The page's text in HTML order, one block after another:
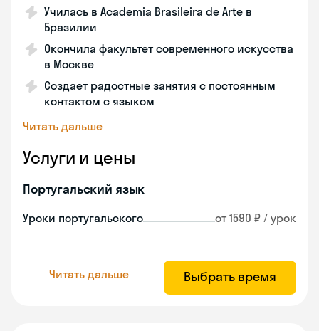
Училась в Academia Brasileira de Arte в
Бразилии
Окончила факультет современного искусства
в Москве
Создает радостные занятия с постоянным
контактом с языком
Читать дальше
Услуги и цены
Португальский язык
Уроки португальского от 1590 ₽ / урок
Читать дальше Выбрать время